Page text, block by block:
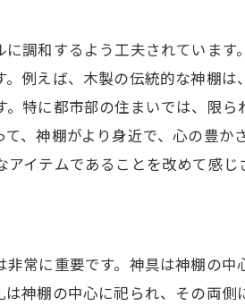
調和するよう工夫されています
例えば、木製の伝統的な神棚は
特に都市部の住まいでは、限ら
、神棚がより身近で、心の豊か
イテムであることを改めて感じ
常に重要です。神具は神棚の
神棚の中心に祀られ、その両